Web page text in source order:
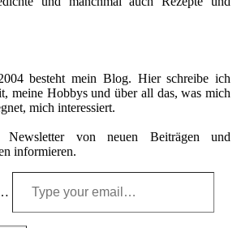
besteht mein Blog. Hier schreibe ich
meine Hobbys und über all das, was mich
mich interessiert.
von neuen Beiträgen und
informieren.